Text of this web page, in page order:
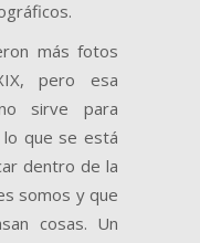
más fotos
pero esa
sirve para
que se está
dentro de la
somos y que
cosas. Un